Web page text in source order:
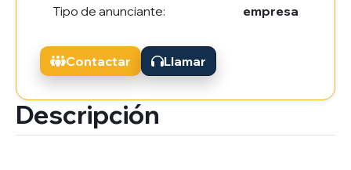
Descripción
Tipo de anunciante: empresa
Contactar Llamar